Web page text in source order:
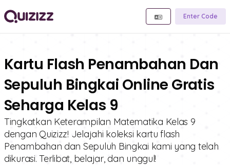
Enter Code
Kartu Flash Penambahan Dan
Sepuluh Bingkai Online Gratis
Seharga Kelas 9
Tingkatkan Keterampilan Matematika Kelas 9
dengan Quizizz! Jelajahi koleksi kartu flash
Penambahan dan Sepuluh Bingkai kami yang telah
dikurasi. Terlibat, belajar, dan unggul!